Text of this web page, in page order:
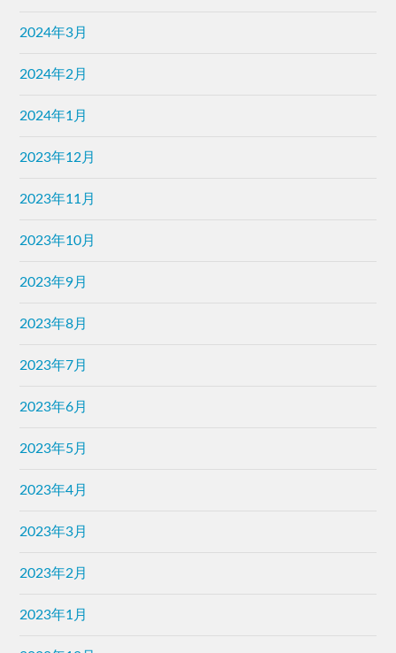
2024年3月
2024年2月
2024年1月
2023年12月
2023年11月
2023年10月
2023年9月
2023年8月
2023年7月
2023年6月
2023年5月
2023年4月
2023年3月
2023年2月
2023年1月